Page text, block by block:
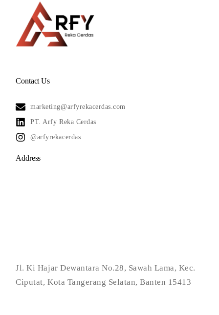
Contact Us
marketing@arfyrekacerdas.com
PT. Arfy Reka Cerdas
@arfyrekacerdas
Address
Jl. Ki Hajar Dewantara No.28, Sawah Lama, Kec.
Ciputat, Kota Tangerang Selatan, Banten 15413